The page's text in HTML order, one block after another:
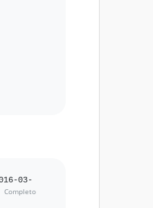
03-